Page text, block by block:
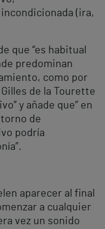
(ira,
que “es habitual
predominan
como por
de la Tourette
y añade que” en
de
podría
aparecer al final
a cualquier
vez un sonido